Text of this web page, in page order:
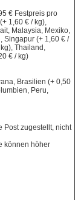
€ Festpreis pro
1,60 € / kg),
Malaysia, Mexiko,
Singapur (+ 1,60 € /
Thailand,
€ / kg)
Brasilien (+ 0,50
Peru,
Post zugestellt, nicht
können höher